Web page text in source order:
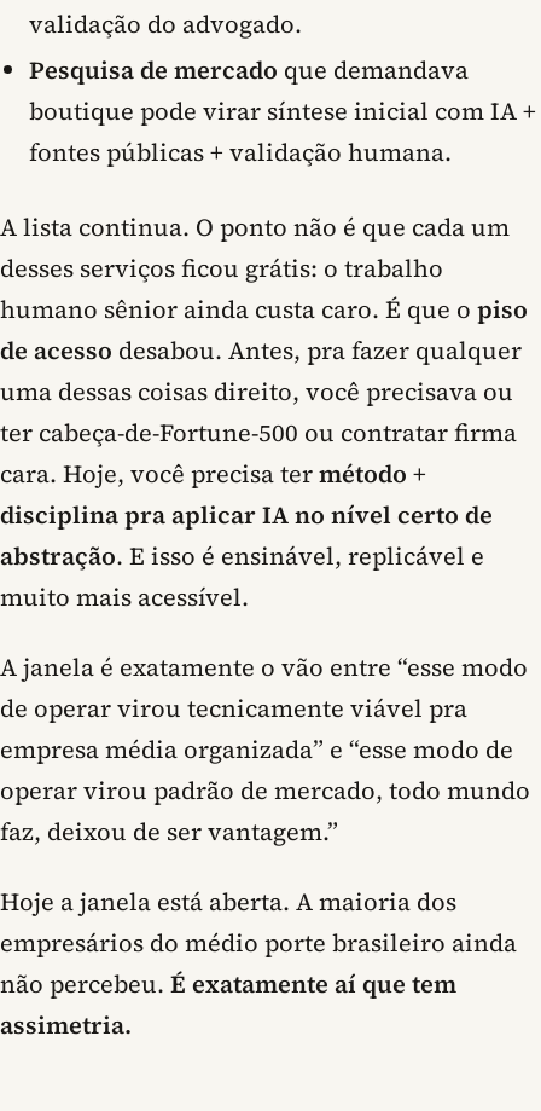
validação do advogado.
Pesquisa de mercado que demandava
boutique pode virar síntese inicial com IA +
fontes públicas + validação humana.
A lista continua. O ponto não é que cada um
desses serviços ficou grátis: o trabalho
humano sênior ainda custa caro. É que o piso
de acesso desabou. Antes, pra fazer qualquer
uma dessas coisas direito, você precisava ou
ter cabeça-de-Fortune-500 ou contratar firma
cara. Hoje, você precisa termétodo +
disciplina pra aplicar IA no nível certo de
abstração. E isso é ensinável, replicável e
muito mais acessível.
A janela é exatamente o vão entre “esse modo
de operar virou tecnicamente viável pra
empresa média organizada” e “esse modo de
operar virou padrão de mercado, todo mundo
faz, deixou de ser vantagem.”
Hoje a janela está aberta. A maioria dos
empresários do médio porte brasileiro ainda
não percebeu. É exatamente aí que tem
assimetria.